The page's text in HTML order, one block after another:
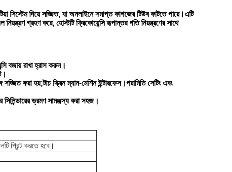
সিস্টেম দিয়ে সজ্জিত, যা অনলাইনে সমাপ্ত কাগজের টিউব কাটতে পারে।এটি
গ্রহণ করে, হোস্টটি ফ্রিকোয়েন্সি রূপান্তর গতি নিয়ন্ত্রণের সাথে
বজায় রাখা হ্রাস করুন।
করা হয়;টাচ স্ক্রিন ম্যান-মেশিন ইন্টারফেস।পরামিতি সেটিং এবং
সিলিন্ডারের ভ্রমণ সামঞ্জস্য করা সহজ।
প্রিন্ট করতে হবে।